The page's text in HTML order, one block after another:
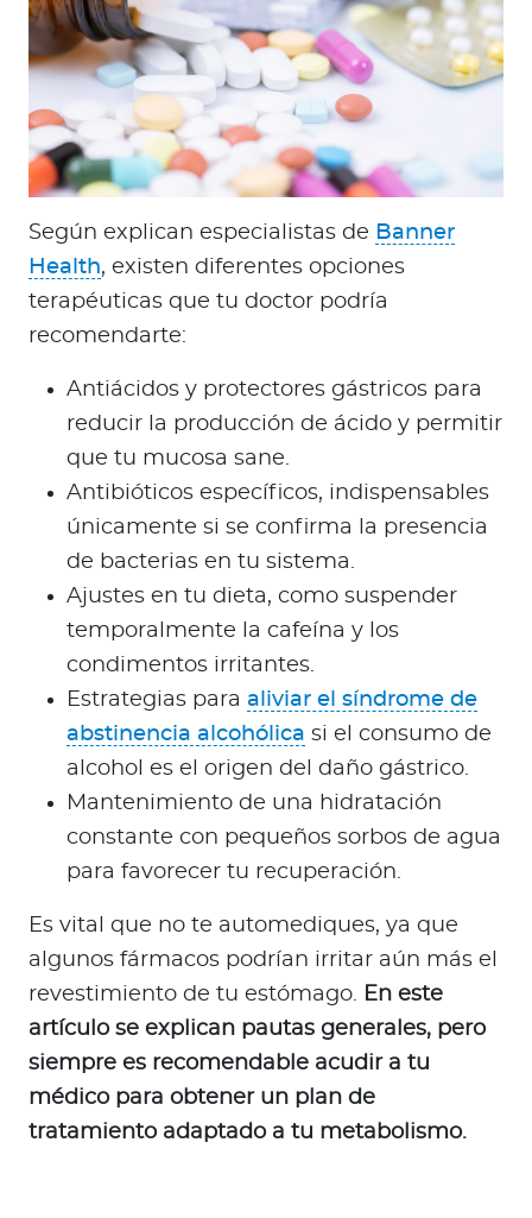
Según explican especialistas de Banner
Health, existen diferentes opciones
terapéuticas que tu doctor podría
recomendarte:
Antiácidos y protectores gástricos para
reducir la producción de ácido y permitir
que tu mucosa sane.
Antibióticos específicos, indispensables
únicamente si se confirma la presencia
de bacterias en tu sistema.
Ajustes en tu dieta, como suspender
temporalmente la cafeína y los
condimentos irritantes.
Estrategias para aliviar el síndrome de
abstinencia alcohólica si el consumo de
alcohol es el origen del daño gástrico.
Mantenimiento de una hidratación
constante con pequeños sorbos de agua
para favorecer tu recuperación.
Es vital que no te automediques, ya que
algunos fármacos podrían irritar aún más el
revestimiento de tu estómago. En este
artículo se explican pautas generales, pero
siempre es recomendable acudir a tu
médico para obtener un plan de
tratamiento adaptado a tu metabolismo.